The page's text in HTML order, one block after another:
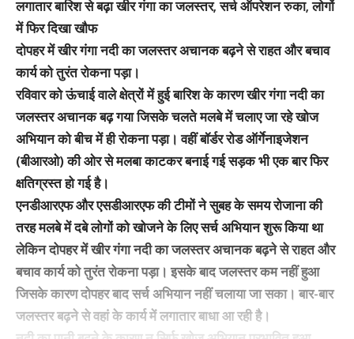
लगातार बारिश से बढ़ा खीर गंगा का जलस्तर, सर्च ऑपरेशन रुका, लोगों
में फिर दिखा खौफ
दोपहर में खीर गंगा नदी का जलस्तर अचानक बढ़ने से राहत और बचाव
कार्य को तुरंत रोकना पड़ा।
रविवार को ऊंचाई वाले क्षेत्रों में हुई बारिश के कारण खीर गंगा नदी का
जलस्तर अचानक बढ़ गया जिसके चलते मलबे में चलाए जा रहे खोज
अभियान को बीच में ही रोकना पड़ा। वहीं बॉर्डर रोड ऑर्गेनाइजेशन
(बीआरओ) की ओर से मलबा काटकर बनाई गई सड़क भी एक बार फिर
क्षतिग्रस्त हो गई है।
एनडीआरएफ और एसडीआरएफ की टीमों ने सुबह के समय रोजाना की
तरह मलबे में दबे लोगों को खोजने के लिए सर्च अभियान शुरू किया था
लेकिन दोपहर में खीर गंगा नदी का जलस्तर अचानक बढ़ने से राहत और
बचाव कार्य को तुरंत रोकना पड़ा। इसके बाद जलस्तर कम नहीं हुआ
जिसके कारण दोपहर बाद सर्च अभियान नहीं चलाया जा सका। बार-बार
जलस्तर बढ़ने से वहां के कार्य में लगातार बाधा आ रही है।